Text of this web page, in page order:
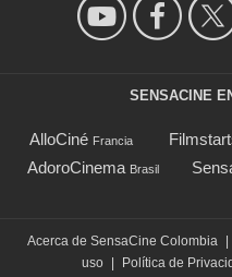
SENSACINE
AlloCiné Francia
AdoroCinema Brasil
Acerca de SensaCine Colombia
uso
Política de